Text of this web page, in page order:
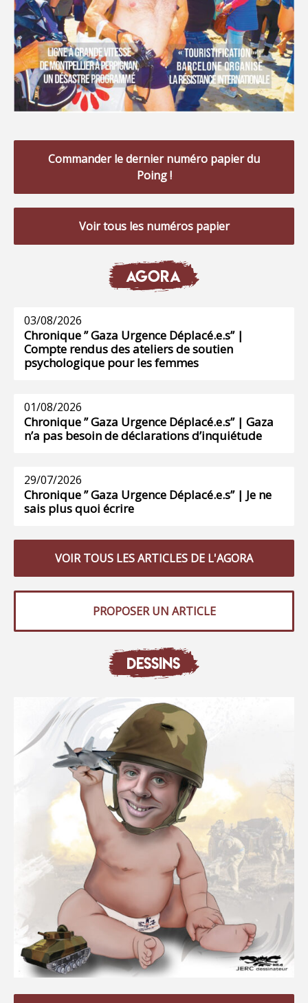
Commander le dernier numéro papier du
Poing !
Voir tous les numéros papier
AGORA
03/08/2026
Chronique ” Gaza Urgence Déplacé.e.s” |
Compte rendus des ateliers de soutien
psychologique pour les femmes
01/08/2026
Chronique ” Gaza Urgence Déplacé.e.s” | Gaza
n’a pas besoin de déclarations d’inquiétude
29/07/2026
Chronique ” Gaza Urgence Déplacé.e.s” | Je ne
sais plus quoi écrire
VOIR TOUS LES ARTICLES DE L'AGORA
PROPOSER UN ARTICLE
DESSINS